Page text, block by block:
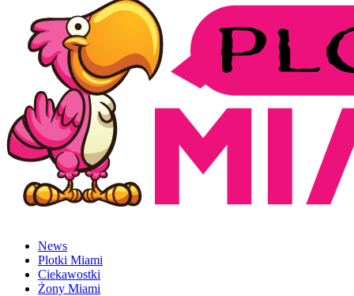
News
Plotki Miami
Ciekawostki
Żony Miami